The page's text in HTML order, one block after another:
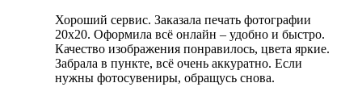
Хороший сервис. Заказала печать фотографии
20х20. Оформила всё онлайн – удобно и быстро.
Качество изображения понравилось, цвета яркие.
Забрала в пункте, всё очень аккуратно. Если
нужны фотосувениры, обращусь снова.